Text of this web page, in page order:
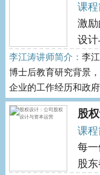
课程
激
设
李江涛讲师简介： 李
博士后教育研究背景
企业的工作经历和政
股
课程
每一
股